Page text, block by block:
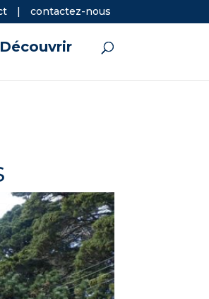
| contactez-nous
Découvrir